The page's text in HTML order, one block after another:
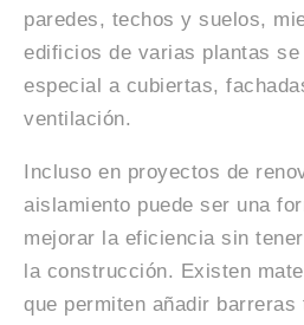
paredes, techos y suelos,
edificios de varias plantas
especial a cubiertas,
ventilación.
Incluso en proyectos de
aislamiento puede ser una
mejorar la eficiencia sin
la construcción. Existen
que permiten añadir barreras